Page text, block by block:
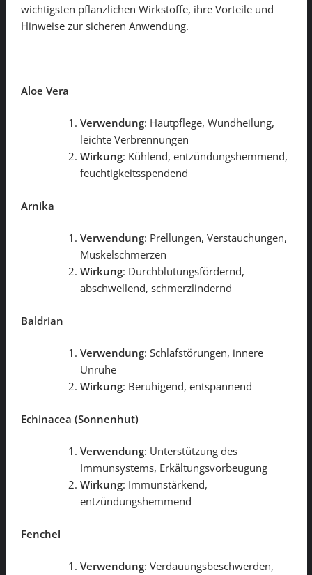
wichtigsten pflanzlichen Wirkstoffe, ihre Vorteile und
Hinweise zur sicheren Anwendung.
Aloe Vera
Verwendung: Hautpflege, Wundheilung,
leichte Verbrennungen
Wirkung: Kühlend, entzündungshemmend,
feuchtigkeitsspendend
Arnika
Verwendung: Prellungen, Verstauchungen,
Muskelschmerzen
Wirkung: Durchblutungsfördernd,
abschwellend, schmerzlindernd
Baldrian
Verwendung: Schlafstörungen, innere
Unruhe
Wirkung: Beruhigend, entspannend
Echinacea (Sonnenhut)
Verwendung: Unterstützung des
Immunsystems, Erkältungsvorbeugung
Wirkung: Immunstärkend,
entzündungshemmend
Fenchel
Verwendung: Verdauungsbeschwerden,